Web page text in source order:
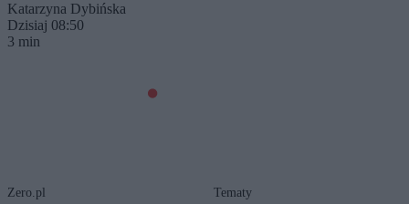
Katarzyna Dybińska
Dzisiaj 08:50
3 min
Zero.pl Tematy